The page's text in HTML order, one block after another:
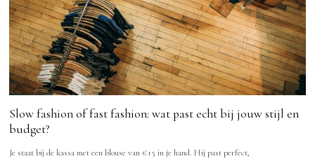
Slow fashion of fast fashion: wat past echt bij jouw stijl en
budget?
Je staat bij de kassa met een blouse van €15 in je hand. Hij past perfect,